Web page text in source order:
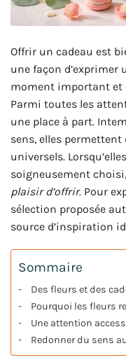
Offrir un cadeau est
une façon d’exprimer
moment important et
Parmi toutes les
une place à part.
sens, elles
universels.
soigneusement
plaisir d’offrir. Pour
sélection proposée
source d’inspiration
Sommaire
Des fleurs et des
Pourquoi les fleurs
Une attention
Redonner du sens